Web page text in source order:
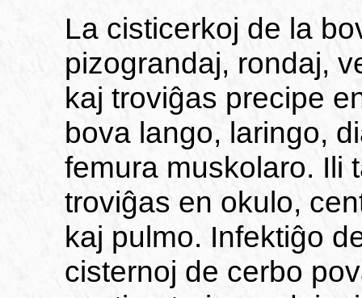
La cisticerkoj de la
pizograndaj, rondaj,
kaj troviĝas precipe
bova lango, laringo,
femura muskolaro. Ili
troviĝas en okulo,
kaj pulmo. Infektiĝo
cisternoj de cerbo